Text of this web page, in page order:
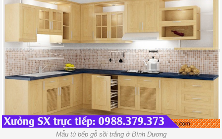
Mẫu tủ bếp gỗ sồi trắng ở Bình Dương